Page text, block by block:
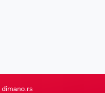
dimano.rs